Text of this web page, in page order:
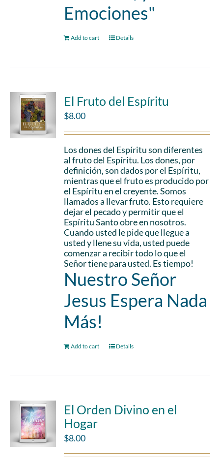
Emociones"
Add to cart Details
El Fruto del Espíritu
$8.00
Los dones del Espíritu son diferentes
al fruto del Espíritu. Los dones, por
definición, son dados por el Espíritu,
mientras que el fruto es producido por
el Espíritu en el creyente. Somos
llamados a llevar fruto. Esto requiere
dejar el pecado y permitir que el
Espíritu Santo obre en nosotros.
Cuando usted le pide que llegue a
usted y llene su vida, usted puede
comenzar a recibir todo lo que el
Señor tiene para usted. Es tiempo!
Nuestro Señor
Jesus Espera Nada
Más!
Add to cart Details
El Orden Divino en el
Hogar
$8.00